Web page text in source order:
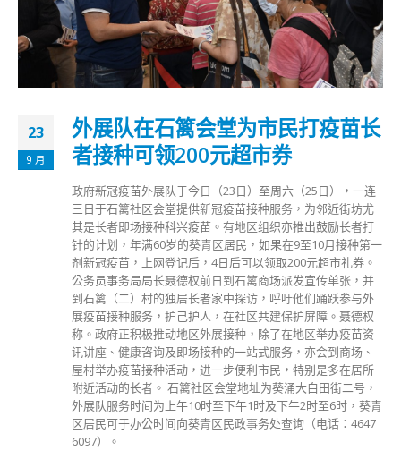
23
9 月
外展队在石篱会堂为市民打疫苗长
者接种可领200元超市券
政府新冠疫苗外展队于今日（23日）至周六（25日），一连
三日于石篱社区会堂提供新冠疫苗接种服务，为邻近街坊尤
其是长者即场接种科兴疫苗。有地区组织亦推出鼓励长者打
针的计划，年满60岁的葵青区居民，如果在9至10月接种第一
剂新冠疫苗，上网登记后，4日后可以领取200元超市礼券。
公务员事务局局长聂德权前日到石篱商场派发宣传单张，并
到石篱（二）村的独居长者家中探访，呼吁他们踊跃参与外
展疫苗接种服务，护己护人，在社区共建保护屏障。聂德权
称。政府正积极推动地区外展接种，除了在地区举办疫苗资
讯讲座、健康咨询及即场接种的一站式服务，亦会到商场、
屋村举办疫苗接种活动，进一步便利市民，特别是多在居所
附近活动的长者。 石篱社区会堂地址为葵涌大白田街二号，
外展队服务时间为上午10时至下午1时及下午2时至6时，葵青
区居民可于办公时间向葵青区民政事务处查询（电话：4647
6097）。